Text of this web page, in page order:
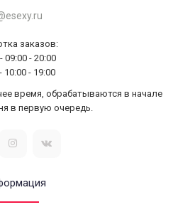
заказов:
09:00 - 20:00
10:00 - 19:00
время, обрабатываются в начале
в первую очередь.